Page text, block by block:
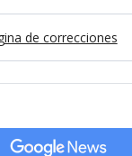
de correcciones